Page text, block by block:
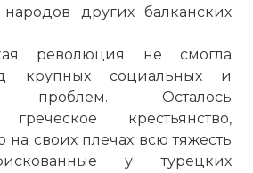
других балканских
революция не смогла
крупных социальных и
проблем. Осталось
крестьянство,
на своих плечах всю тяжесть
у турецких